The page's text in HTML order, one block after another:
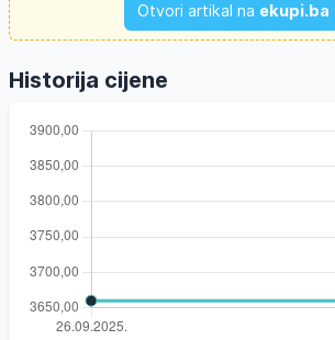
Otvori artikal na ekupi.ba
Historija cijene